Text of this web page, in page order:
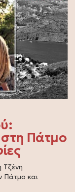
στη Πάτμο
Τζένη
Πάτμο και